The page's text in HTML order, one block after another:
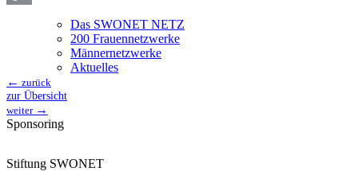
Das SWONET NETZ
200 Frauen­netzwerke
Männernetzwerke
Aktuelles
← zurück
zur Übersicht
weiter →
Sponsoring
Stiftung SWONET